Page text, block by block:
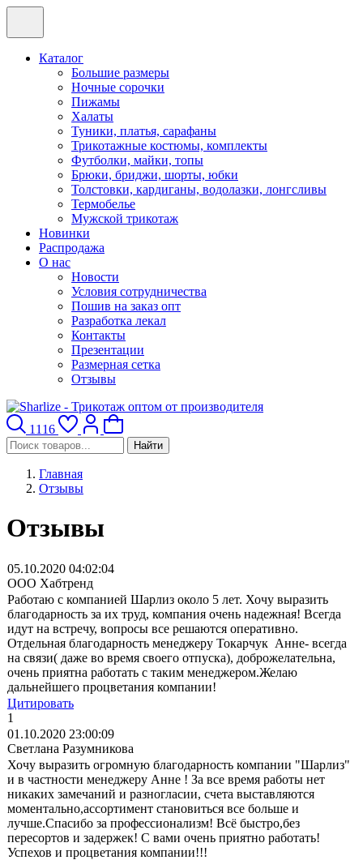
Каталог
Большие размеры
Ночные сорочки
Пижамы
Халаты
Туники, платья, сарафаны
Трикотажные костюмы, комплекты
Футболки, майки, топы
Брюки, бриджи, шорты, юбки
Толстовки, кардиганы, водолазки, лонгсливы
Термобелье
Мужской трикотаж
Новинки
Распродажа
О нас
Новости
Условия сотрудничества
Пошив на заказ опт
Разработка лекал
Контакты
Презентации
Размерная сетка
Отзывы
1116
Найти
Главная
Отзывы
Отзывы
05.10.2020 04:02:04
ООО Хабтренд
Работаю с компанией Шарлиз около 5 лет. Хочу выразить
благодарность за их труд, компания очень надежная! Всегда
идут на встречу, вопросы все решаются оперативно.
Отдельная благодарность менеджеру Токарчук Анне- всегда
на связи( даже во время своего отпуска), доброжелательна,
очень приятна работать с таким менеджером.Желаю
дальнейшего процветания компании!
Цитировать
1
01.10.2020 23:00:09
Светлана Разумникова
Хочу выразить огромную благодарность компании "Шарлиз"
и в частности менеджеру Анне ! За все время работы нет
никаких замечаний и разногласии, счета выставляются
моментально,ассортимент становиться все больше и
лучше.Спасибо за профессионализм! Всё быстро,без
пересортов и задержек! С вами очень приятно работать!
Успехов и процветания компании!!!